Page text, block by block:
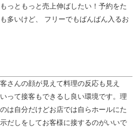
っともっと売上伸ばしたい！予約をた
多いけど、 フリーでもばんばん入るお
さんの顔が見えて料理の反応も見え
って接客もできるし良い環境です。理
は自分だけどお店では自らホールにた
だしをしてお客様に接するのがいいで